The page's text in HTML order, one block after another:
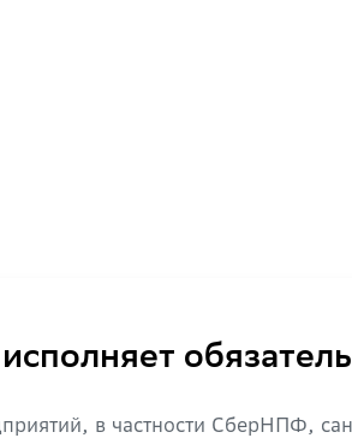
в частности СберНПФ,